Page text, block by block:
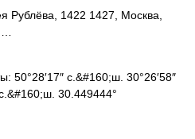
Рублёва, 1422 1427, Москва,
50°28′17″ с.&#160;ш. 30°26′58″
30.449444°